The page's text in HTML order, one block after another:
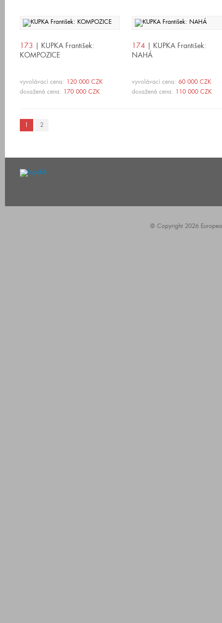
173 | KUPKA František:
KOMPOZICE
vyvolávací cena: 120 000 CZK
dosažená cena: 170 000 CZK
174 | KUPKA František:
NAHÁ
vyvolávací cena: 60 000 CZK
dosažená cena: 110 000 CZK
1 2
© Copyright 2026